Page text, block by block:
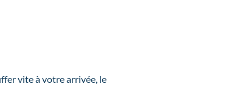
vite à votre arrivée, le